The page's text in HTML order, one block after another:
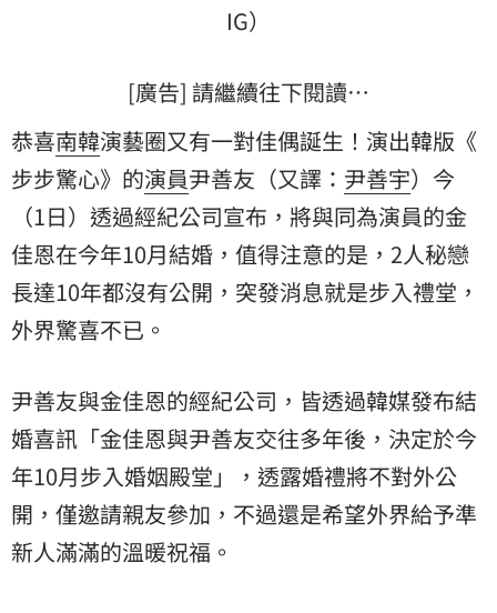
IG）
[廣告] 請繼續往下閱讀…
恭喜南韓演藝圈又有一對佳偶誕生！演出韓版《
步步驚心》的演員尹善友（又譯： 尹善宇）今
（1日）透過經紀公司宣布，將與同為演員的金
佳恩在今年10月結婚，值得注意的是，2人秘戀
長達10年都沒有公開，突發消息就是步入禮堂，
外界驚喜不已。
尹善友與金佳恩的經紀公司，皆透過韓媒發布結
婚喜訊「金佳恩與尹善友交往多年後，決定於今
年10月步入婚姻殿堂」，透露婚禮將不對外公
開，僅邀請親友參加，不過還是希望外界給予準
新人滿滿的溫暖祝福。